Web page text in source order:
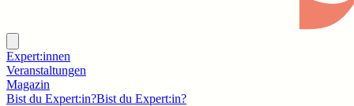
Expert:innen
Veranstaltungen
Magazin
Bist du Expert:in?Bist du Expert:in?